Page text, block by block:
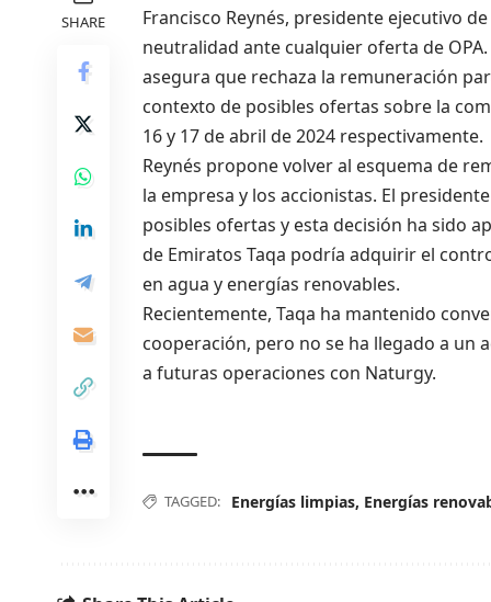
SHARE
Francisco Reynés, presidente ejecutivo
neutralidad ante cualquier oferta de
asegura que rechaza la remuneración
contexto de posibles ofertas sobre la
16 y 17 de abril de 2024 respectivamente.
Reynés propone volver al esquema de
la empresa y los accionistas. El
posibles ofertas y esta decisión ha sido
de Emiratos Taqa podría adquirir el
en agua y energías renovables.
Recientemente, Taqa ha mantenido
cooperación, pero no se ha llegado a
a futuras operaciones con Naturgy.
TAGGED: Energías limpias, Energías